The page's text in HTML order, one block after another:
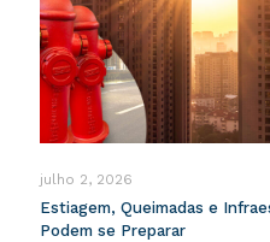
julho 2, 2026
Estiagem, Queimadas e
Podem se Preparar